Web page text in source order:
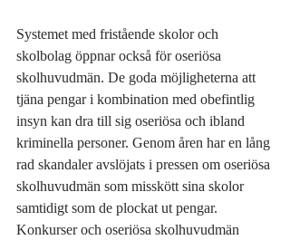
Systemet med fristående skolor och
skolbolag öppnar också för oseriösa
skolhuvudmän. De goda möjligheterna att
tjäna pengar i kombination med obefintlig
insyn kan dra till sig oseriösa och ibland
kriminella personer. Genom åren har en lång
rad skandaler avslöjats i pressen om oseriösa
skolhuvudmän som misskött sina skolor
samtidigt som de plockat ut pengar.
Konkurser och oseriösa skolhuvudmän